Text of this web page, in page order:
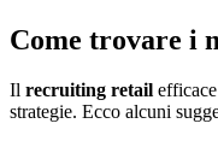
Come trovare i
Il recruiting retail
strategie. Ecco alcuni